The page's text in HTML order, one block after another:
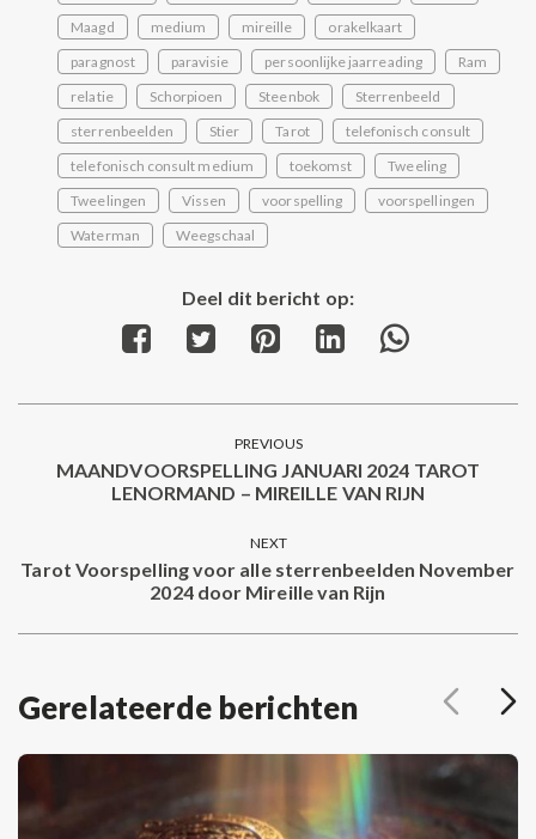
Maagd
medium mireille
orakelkaart
paragnost
paravisie persoonlijke jaarreading
Ram
relatie
Schorpioen Steenbok
Sterrenbeeld
sterrenbeelden
Stier Tarot
telefonisch consult
telefonisch consult medium
toekomst
Tweeling
Tweelingen
Vissen voorspelling
voorspellingen
Waterman
Weegschaal
Deel dit bericht op:
Share
Facebook
Share
Twitter
Share
Pinterest
Share
LinkedInWhatsApp
navigation
PREVIOUS
Previous
MAANDVOORSPELLING JANUARI 2024 TAROT
LENORMAND – MIREILLE VAN RIJN
NEXT
Next
Tarot Voorspelling voor alle sterrenbeelden November
2024 door Mireille van Rijn
Gerelateerde berichten